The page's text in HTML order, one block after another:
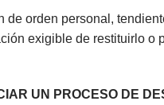
de orden personal,
exigible de restituirlo o
UN PROCESO DE